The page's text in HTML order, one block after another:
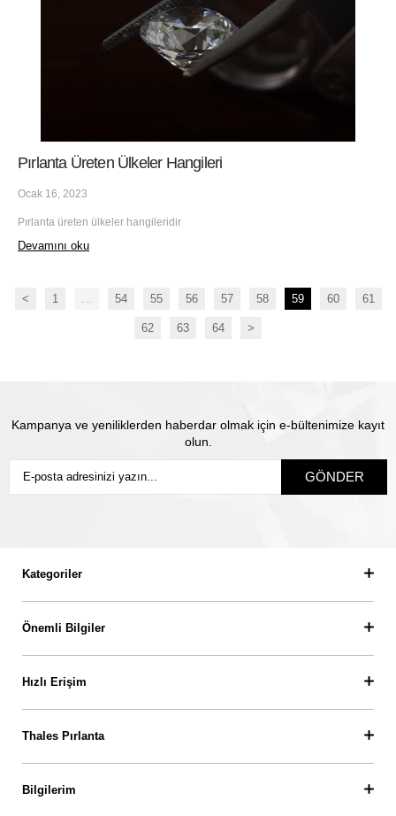
Pırlanta Üreten Ülkeler Hangileri
Ocak 16, 2023
Pırlanta üreten ülkeler hangileridir
Devamını oku
< 1 54 55 56 57 58 59 60 61
62 63 64 >
Kampanya ve yeniliklerden haberdar olmak için e-bültenimize kayıt
olun.
GÖNDER
Kategoriler
Önemli Bilgiler
Hızlı Erişim
Thales Pırlanta
Bilgilerim